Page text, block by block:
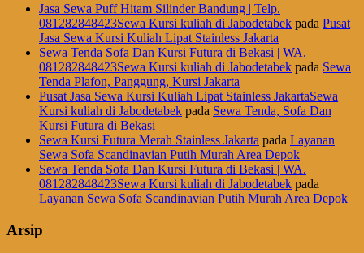
Jasa Sewa Puff Hitam Silinder Bandung | Telp.
081282848423Sewa Kursi kuliah di Jabodetabek pada Pusat
Jasa Sewa Kursi Kuliah Lipat Stainless Jakarta
Sewa Tenda Sofa Dan Kursi Futura di Bekasi | WA.
081282848423Sewa Kursi kuliah di Jabodetabek pada Sewa
Tenda Plafon, Panggung, Kursi Jakarta
Pusat Jasa Sewa Kursi Kuliah Lipat Stainless JakartaSewa
Kursi kuliah di Jabodetabek pada Sewa Tenda, Sofa Dan
Kursi Futura di Bekasi
Sewa Kursi Futura Merah Stainless Jakarta pada Layanan
Sewa Sofa Scandinavian Putih Murah Area Depok
Sewa Tenda Sofa Dan Kursi Futura di Bekasi | WA.
081282848423Sewa Kursi kuliah di Jabodetabek pada
Layanan Sewa Sofa Scandinavian Putih Murah Area Depok
Arsip